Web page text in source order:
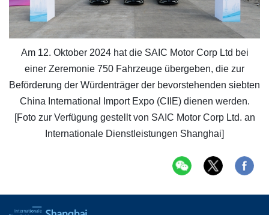
Am 12. Oktober 2024 hat die SAIC Motor Corp Ltd bei
einer Zeremonie 750 Fahrzeuge übergeben, die zur
Beförderung der Würdenträger der bevorstehenden siebten
China International Import Expo (CIIE) dienen werden.
[Foto zur Verfügung gestellt von SAIC Motor Corp Ltd. an
Internationale Dienstleistungen Shanghai]